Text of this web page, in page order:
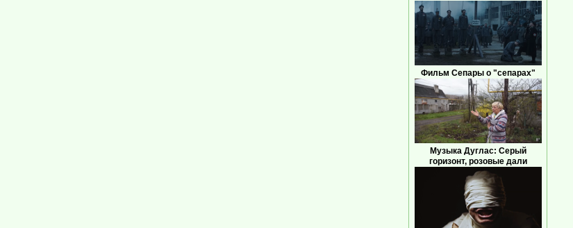
Фильм Сепары о "сепарах"
Музыка Дуглас: Серый
горизонт, розовые дали